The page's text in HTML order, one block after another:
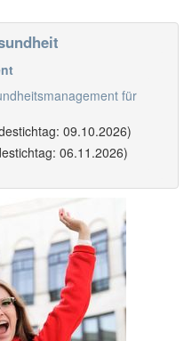
für
09.10.2026)
06.11.2026)